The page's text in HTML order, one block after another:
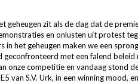
geheugen zit als de dag dat de
en onlusten uit protest
in het geheugen maken we een
met een falend
onze competitie en vandaag stond
van S.V. Urk, in een winning mood,